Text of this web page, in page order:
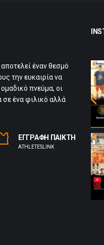
έναν θεσμό
την ευκαιρία να
πνεύμα, οι
σε ένα φιλικό αλλά
ΕΓΓΡΑΦΗ ΠΑΙΚΤΗ
ΑTHLETESLINK